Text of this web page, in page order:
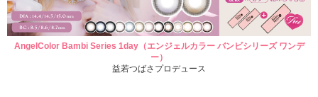
AngelColor Bambi Series 1day（エンジェルカラー バンビシリーズ ワンデ
ー）
益若つばさプロデュース